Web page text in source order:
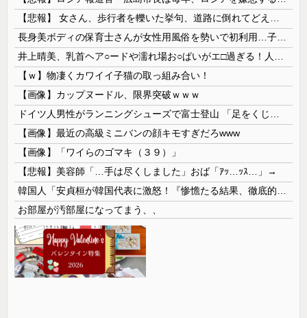
【ｗ】物凄くカワイイ子猫の取っ組み合い！
【画像】カップヌードル、限界突破ｗｗｗ
【画像】最近の高級ミニバンの顔キモすぎだろwww
【画像】「ワイらのゴマキ（３９）」
【悲報】美容師「…手は尽くしました」おば「ｱｯ…ｯｽ…」→
お部屋が汚部屋になってまう、、